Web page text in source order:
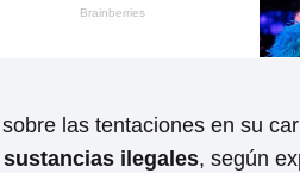
las tentaciones en su
ilegales, según